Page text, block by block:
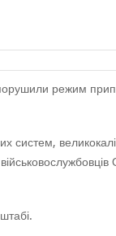
режим
систем,